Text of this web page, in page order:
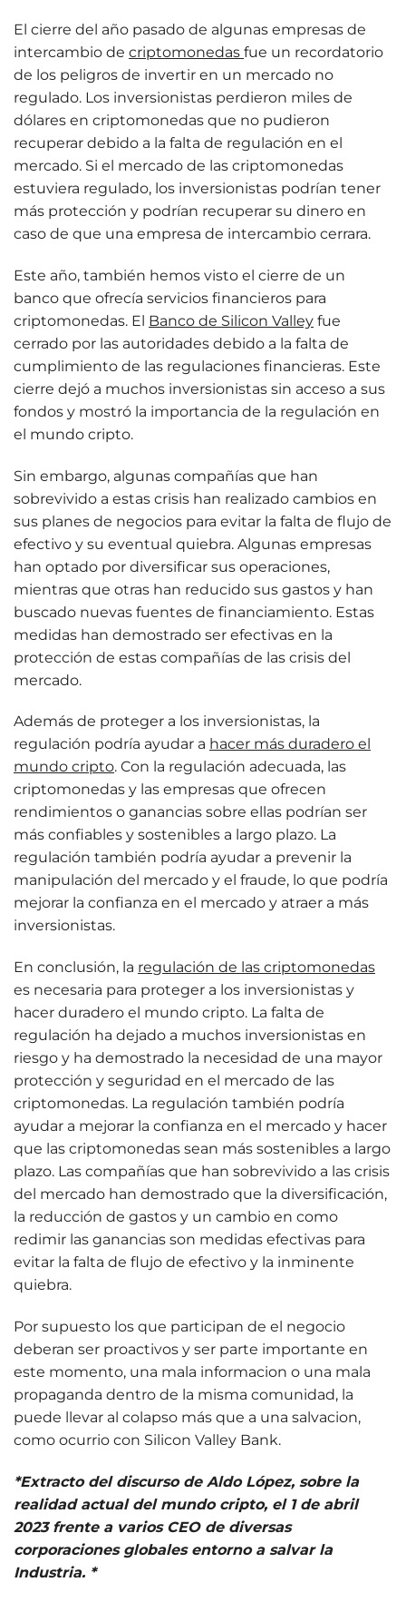
El cierre del año pasado de algunas empresas de
intercambio de criptomonedas fue un recordatorio
de los peligros de invertir en un mercado no
regulado. Los inversionistas perdieron miles de
dólares en criptomonedas que no pudieron
recuperar debido a la falta de regulación en el
mercado. Si el mercado de las criptomonedas
estuviera regulado, los inversionistas podrían tener
más protección y podrían recuperar su dinero en
caso de que una empresa de intercambio cerrara.
Este año, también hemos visto el cierre de un
banco que ofrecía servicios financieros para
criptomonedas. El Banco de Silicon Valley fue
cerrado por las autoridades debido a la falta de
cumplimiento de las regulaciones financieras. Este
cierre dejó a muchos inversionistas sin acceso a sus
fondos y mostró la importancia de la regulación en
el mundo cripto.
Sin embargo, algunas compañías que han
sobrevivido a estas crisis han realizado cambios en
sus planes de negocios para evitar la falta de flujo de
efectivo y su eventual quiebra. Algunas empresas
han optado por diversificar sus operaciones,
mientras que otras han reducido sus gastos y han
buscado nuevas fuentes de financiamiento. Estas
medidas han demostrado ser efectivas en la
protección de estas compañías de las crisis del
mercado.
Además de proteger a los inversionistas, la
regulación podría ayudar a hacer más duradero el
mundo cripto. Con la regulación adecuada, las
criptomonedas y las empresas que ofrecen
rendimientos o ganancias sobre ellas podrían ser
más confiables y sostenibles a largo plazo. La
regulación también podría ayudar a prevenir la
manipulación del mercado y el fraude, lo que podría
mejorar la confianza en el mercado y atraer a más
inversionistas.
En conclusión, la regulación de las criptomonedas
es necesaria para proteger a los inversionistas y
hacer duradero el mundo cripto. La falta de
regulación ha dejado a muchos inversionistas en
riesgo y ha demostrado la necesidad de una mayor
protección y seguridad en el mercado de las
criptomonedas. La regulación también podría
ayudar a mejorar la confianza en el mercado y hacer
que las criptomonedas sean más sostenibles a largo
plazo. Las compañías que han sobrevivido a las crisis
del mercado han demostrado que la diversificación,
la reducción de gastos y un cambio en como
redimir las ganancias son medidas efectivas para
evitar la falta de flujo de efectivo y la inminente
quiebra.
Por supuesto los que participan de el negocio
deberan ser proactivos y ser parte importante en
este momento, una mala informacion o una mala
propaganda dentro de la misma comunidad, la
puede llevar al colapso más que a una salvacion,
como ocurrio con Silicon Valley Bank.
*Extracto del discurso de Aldo López, sobre la
realidad actual del mundo cripto, el 1 de abril
2023 frente a varios CEO de diversas
corporaciones globales entorno a salvar la
Industria. *